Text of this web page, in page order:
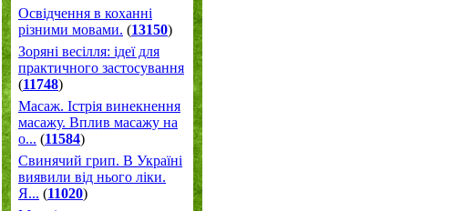
Освідчення в коханні
різними мовами. (13150)
Зоряні весілля: ідеї для
практичного застосування
(11748)
Масаж. Істрія винекнення
масажу. Вплив масажу на
о... (11584)
Свинячий грип. В Україні
виявили від нього ліки.
Я... (11020)